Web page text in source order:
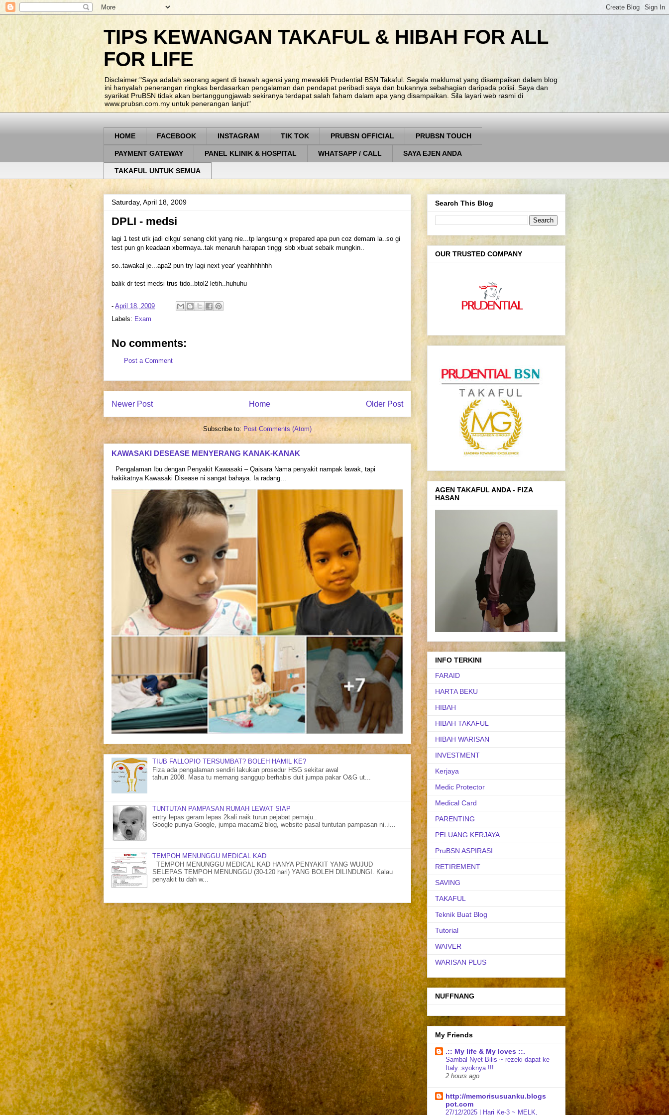
TIPS KEWANGAN TAKAFUL & HIBAH FOR ALL
FOR LIFE
Disclaimer:"Saya adalah seorang agent di bawah agensi yang mewakili Prudential BSN Takaful. Segala maklumat yang disampaikan dalam blog
ini hanyalah penerangan ringkas berdasarkan pengalaman dan pendapat peribadi saya dan bukannya sebahagian daripada polisi. Saya dan
syarikat PruBSN tidak akan bertanggungjawab sekiranya terdapat salah faham dalam apa yang disampaikan. Sila layari web rasmi di
www.prubsn.com.my untuk penerangan lanjut"
HOME FACEBOOK INSTAGRAM TIK TOK PRUBSN OFFICIAL PRUBSN TOUCH
PAYMENT GATEWAY PANEL KLINIK & HOSPITAL WHATSAPP / CALL SAYA EJEN ANDA
TAKAFUL UNTUK SEMUA
Saturday, April 18, 2009
DPLI - medsi
lagi 1 test utk jadi cikgu' senang ckit yang nie...tp langsung x prepared apa pun coz demam la..so gi
test pun gn keadaan xbermaya..tak menaruh harapan tinggi sbb xbuat sebaik mungkin..
so..tawakal je...apa2 pun try lagi next year' yeahhhhhhh
balik dr test medsi trus tido..btol2 letih..huhuhu
- April 18, 2009
Labels: Exam
No comments:
Post a Comment
Newer Post Older Post
Home
Subscribe to: Post Comments (Atom)
KAWASAKI DESEASE MENYERANG KANAK-KANAK
Pengalaman Ibu dengan Penyakit Kawasaki – Qaisara Nama penyakit nampak lawak, tapi
hakikatnya Kawasaki Disease ni sangat bahaya. Ia radang...
TIUB FALLOPIO TERSUMBAT? BOLEH HAMIL KE?
Fiza ada pengalaman sendiri lakukan prosedur HSG sekitar awal
tahun 2008. Masa tu memang sanggup berhabis duit jumpa pakar O&G ut...
TUNTUTAN PAMPASAN RUMAH LEWAT SIAP
entry lepas geram lepas 2kali naik turun pejabat pemaju..
Google punya Google, jumpa macam2 blog, website pasal tuntutan pampasan ni..i...
TEMPOH MENUNGGU MEDICAL KAD
TEMPOH MENUNGGU MEDICAL KAD HANYA PENYAKIT YANG WUJUD
SELEPAS TEMPOH MENUNGGU (30-120 hari) YANG BOLEH DILINDUNGI. Kalau
penyakit tu dah w...
Search This Blog
OUR TRUSTED COMPANY
AGEN TAKAFUL ANDA - FIZA
HASAN
INFO TERKINI
FARAID
HARTA BEKU
HIBAH
HIBAH TAKAFUL
HIBAH WARISAN
INVESTMENT
Kerjaya
Medic Protector
Medical Card
PARENTING
PELUANG KERJAYA
PruBSN ASPIRASI
RETIREMENT
SAVING
TAKAFUL
Teknik Buat Blog
Tutorial
WAIVER
WARISAN PLUS
NUFFNANG
My Friends
.:: My life & My loves ::.
Sambal Nyet Bilis ~ rezeki dapat ke
Italy..syoknya !!!
2 hours ago
http://memorisusuanku.blogs
pot.com
27/12/2025 | Hari Ke-3 ~ MELK,